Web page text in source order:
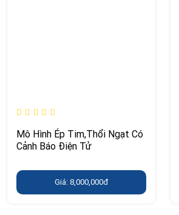
Mô Hình Ép Tim,Thổi Ngạt Có
Cảnh Báo Điện Tử
Giá: 8,000,000đ